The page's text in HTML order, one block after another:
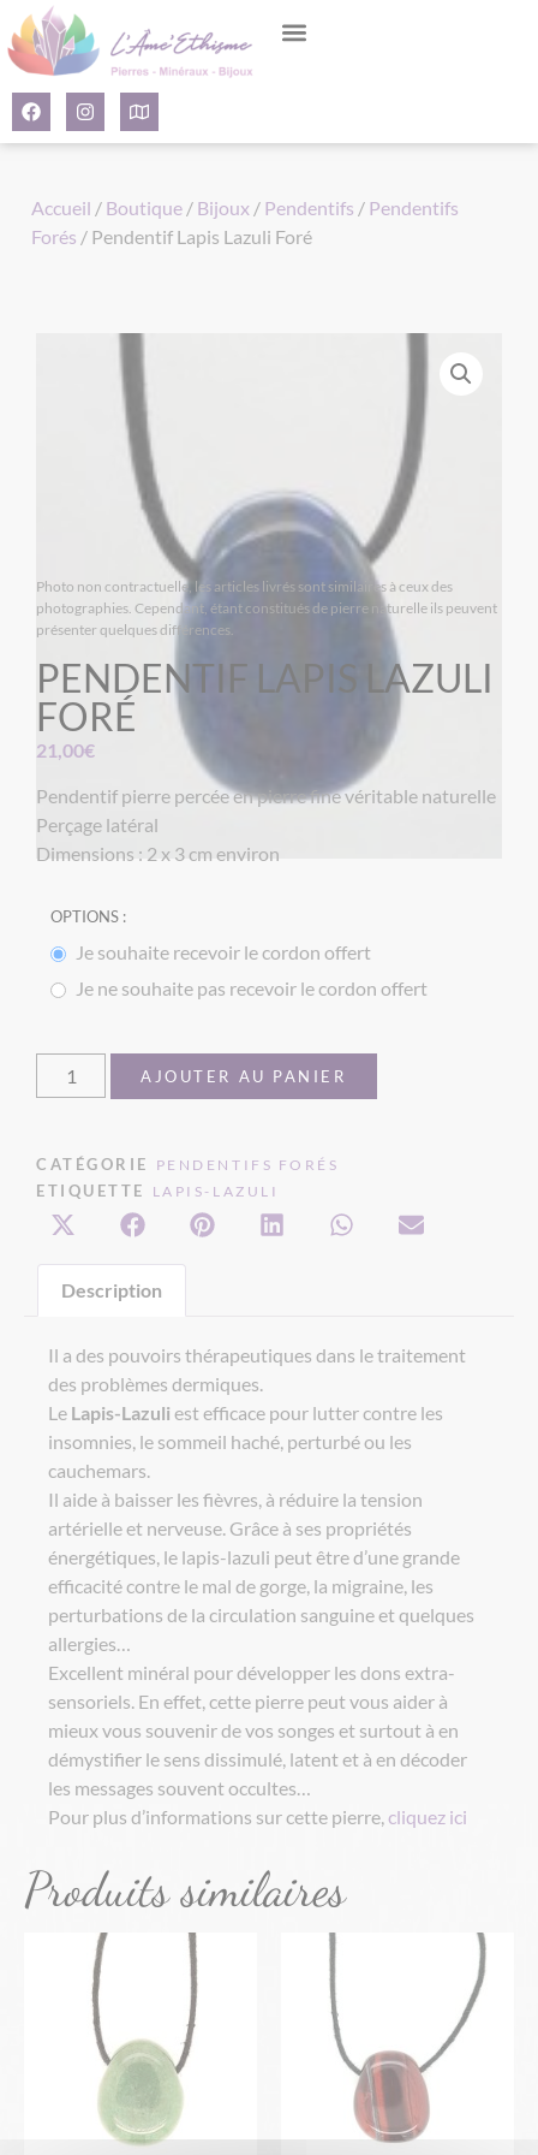
Accueil / Boutique / Bijoux / Pendentifs / Pendentifs
Forés / Pendentif Lapis Lazuli Foré
Photo non contractuelle, les articles livrés sont similaires à ceux des
photographies. Cependant, étant constitués de pierre naturelle ils peuvent
présenter quelques différences.
PENDENTIF LAPIS LAZULI
FORÉ
21,00€
Pendentif pierre percée en pierre fine véritable naturelle
Perçage latéral
Dimensions : 2 x 3 cm environ
OPTIONS :
Je souhaite recevoir le cordon offert
Je ne souhaite pas recevoir le cordon offert
AJOUTER AU PANIER
CATÉGORIE PENDENTIFS FORÉS
ETIQUETTE LAPIS-LAZULI
Description
Il a des pouvoirs thérapeutiques dans le traitement
des problèmes dermiques.
Le Lapis-Lazuli est efficace pour lutter contre les
insomnies, le sommeil haché, perturbé ou les
cauchemars.
Il aide à baisser les fièvres, à réduire la tension
artérielle et nerveuse. Grâce à ses propriétés
énergétiques, le lapis-lazuli peut être d’une grande
efficacité contre le mal de gorge, la migraine, les
perturbations de la circulation sanguine et quelques
allergies…
Excellent minéral pour développer les dons extra-
sensoriels. En effet, cette pierre peut vous aider à
mieux vous souvenir de vos songes et surtout à en
démystifier le sens dissimulé, latent et à en décoder
les messages souvent occultes…
Pour plus d’informations sur cette pierre,cliquez ici
Produits similaires
Panneau de gestion des cookies